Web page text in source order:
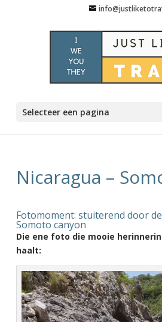
Selecteer een pagina
Nicaragua –
Fotomoment: stuiterend door
Somoto canyon
Die ene foto die mooie
haalt: